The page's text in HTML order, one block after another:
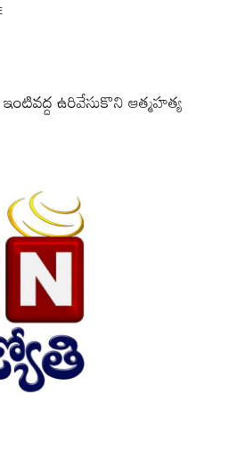
ఉరివేసుకొని ఆత్మహత్య